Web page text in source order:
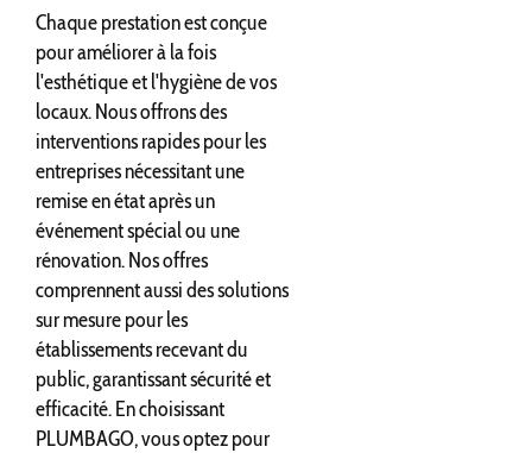
Chaque prestation est conçue
pour améliorer à la fois
l'esthétique et l'hygiène de vos
locaux. Nous offrons des
interventions rapides pour les
entreprises nécessitant une
remise en état après un
événement spécial ou une
rénovation. Nos offres
comprennent aussi des solutions
sur mesure pour les
établissements recevant du
public, garantissant sécurité et
efficacité. En choisissant
PLUMBAGO, vous optez pour